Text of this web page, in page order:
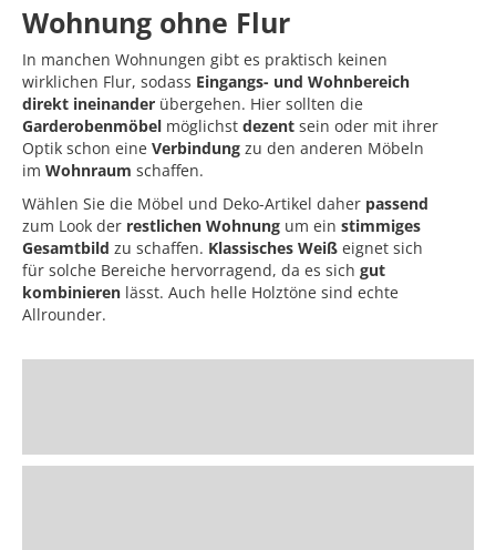
Wohnung ohne Flur
In manchen Wohnungen gibt es praktisch keinen
wirklichen Flur, sodass Eingangs- und Wohnbereich
direkt ineinander übergehen. Hier sollten die
Garderobenmöbel möglichst dezent sein oder mit ihrer
Optik schon eine Verbindung zu den anderen Möbeln
im Wohnraum schaffen.
Wählen Sie die Möbel und Deko-Artikel daher passend
zum Look der restlichen Wohnung um ein stimmiges
Gesamtbild zu schaffen. Klassisches Weiß eignet sich
für solche Bereiche hervorragend, da es sich gut
kombinieren lässt. Auch helle Holztöne sind echte
Allrounder.